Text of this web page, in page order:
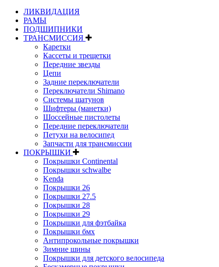
ЛИКВИДАЦИЯ
РАМЫ
ПОДШИПНИКИ
ТРАНСМИССИЯ
Каретки
Кассеты и трещетки
Передние звезды
Цепи
Задние переключатели
Переключатели Shimano
Системы шатунов
Шифтеры (манетки)
Шоссейные пистолеты
Передние переключатели
Петухи на велосипед
Запчасти для трансмиссии
ПОКРЫШКИ
Покрышки Continental
Покрышки schwalbe
Kenda
Покрышки 26
Покрышки 27.5
Покрышки 28
Покрышки 29
Покрышки для фэтбайка
Покрышки бмх
Антипрокольные покрышки
Зимние шины
Покрышки для детского велосипеда